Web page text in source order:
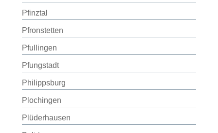
Pfinztal
Pfronstetten
Pfullingen
Pfungstadt
Philippsburg
Plochingen
Plüderhausen